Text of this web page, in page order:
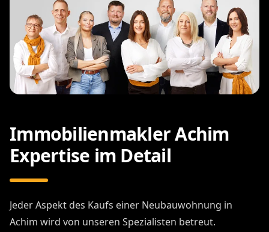
Immobilienmakler Achim
Expertise im Detail
Jeder Aspekt des Kaufs einer Neubauwohnung in
Achim wird von unseren Spezialisten betreut.